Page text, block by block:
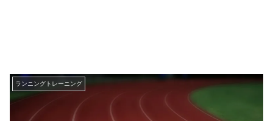
ランニングトレーニング